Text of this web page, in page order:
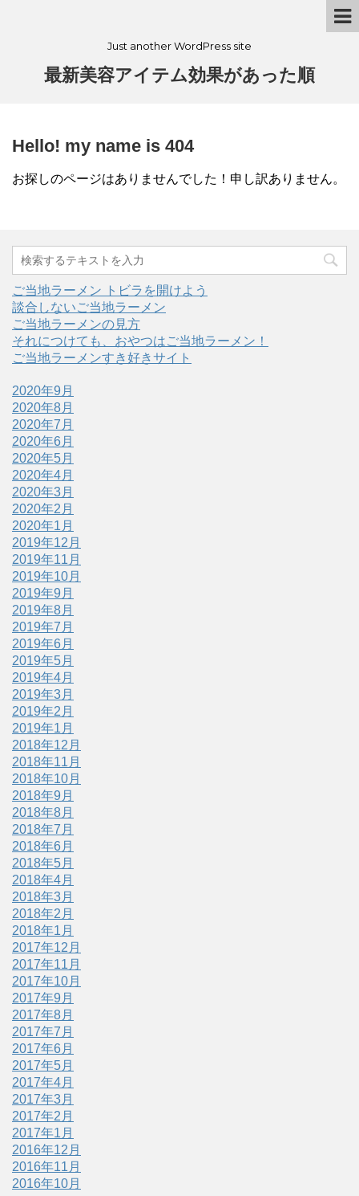
Just another WordPress site
最新美容アイテム効果があった順
Hello! my name is 404
お探しのページはありませんでした！申し訳ありません。
ご当地ラーメン トビラを開けよう
談合しないご当地ラーメン
ご当地ラーメンの見方
それにつけても、おやつはご当地ラーメン！
ご当地ラーメンすき好きサイト
2020年9月
2020年8月
2020年7月
2020年6月
2020年5月
2020年4月
2020年3月
2020年2月
2020年1月
2019年12月
2019年11月
2019年10月
2019年9月
2019年8月
2019年7月
2019年6月
2019年5月
2019年4月
2019年3月
2019年2月
2019年1月
2018年12月
2018年11月
2018年10月
2018年9月
2018年8月
2018年7月
2018年6月
2018年5月
2018年4月
2018年3月
2018年2月
2018年1月
2017年12月
2017年11月
2017年10月
2017年9月
2017年8月
2017年7月
2017年6月
2017年5月
2017年4月
2017年3月
2017年2月
2017年1月
2016年12月
2016年11月
2016年10月